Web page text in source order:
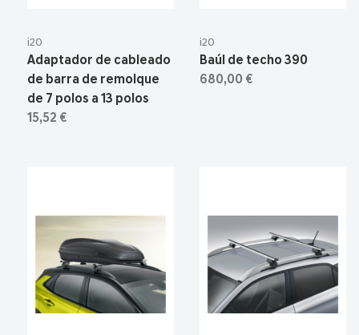
i20
Adaptador de cableado
de barra de remolque
de 7 polos a 13 polos
15,52 €
i20
Baúl de techo 390
680,00 €